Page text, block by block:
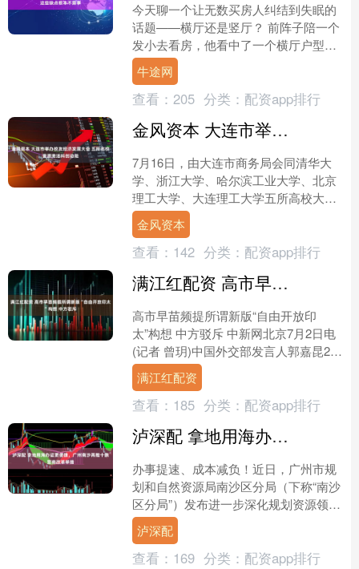
今天聊一个让无数买房人纠结到失眠的
话题——横厅还是竖厅？ 前阵子陪一个
发小去看房，他看中了一个横厅户型，
结果他妈在旁边一直念叨：“这客厅怎么
连个靠墙的地方都没有....
牛途网
查看： 205 分类： 配资app排行
金风资本 大连市举办校友经济发展大会 五所名校资源激活科创动能
7月16日，由大连市商务局会同清华大
学、浙江大学、哈尔滨工业大学、北京
理工大学、大连理工大学五所高校大连
校友会联合主办的“大连校友经济发展大
会”在大连星海博览广....
金风资本
查看： 142 分类： 配资app排行
满江红配资 高市早苗频提所谓新版“自由开放印太”构想 中方驳斥
高市早苗频提所谓新版“自由开放印
太”构想 中方驳斥 中新网北京7月2日电
(记者 曾玥)中国外交部发言人郭嘉昆2日
主持例行记者会。 有记者提问：我们注
意到，今年....
满江红配资
查看： 185 分类： 配资app排行
泸深配 拿地用海办证更便捷，广州南沙再推十条营商改革举措
办事提速、成本减负！近日，广州市规
划和自然资源局南沙区分局（下称“南沙
区分局”）发布进一步深化规划资源领域
营商环境改革若干措施（第二批）（下
称“若干措施”），重....
泸深配
查看： 169 分类： 配资app排行